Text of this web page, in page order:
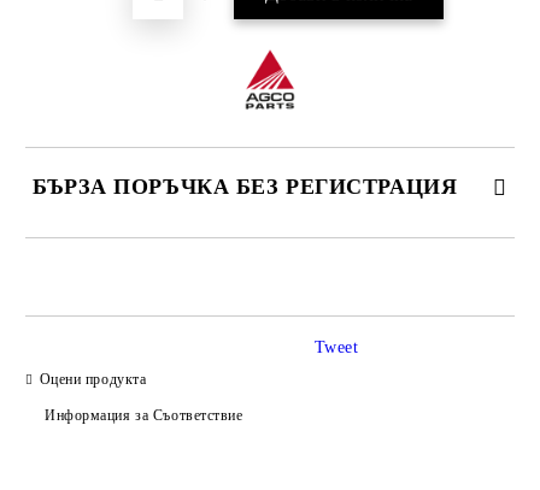
БЪРЗА ПОРЪЧКА БЕЗ РЕГИСТРАЦИЯ
Оцени продукта
Информация за Съответствие
Tweet